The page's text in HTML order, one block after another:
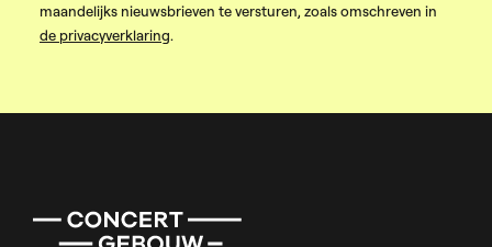
maandelijks nieuwsbrieven te versturen, zoals omschreven in
de privacyverklaring.